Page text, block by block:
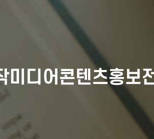
미디어콘텐츠홍보